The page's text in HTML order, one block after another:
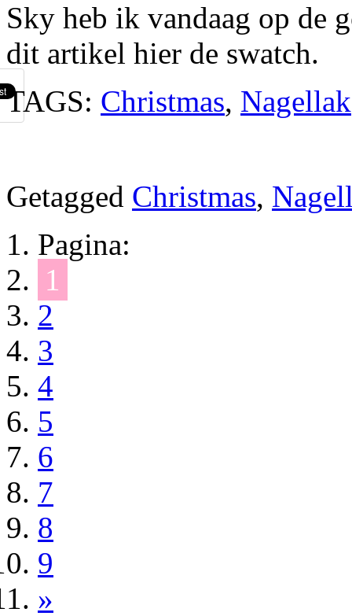
Sky heb ik vandaag op de
dit artikel hier de swatch.
TAGS: Christmas, Nagellak
Getagged Christmas,
Pagina:
1
2
3
4
5
6
7
8
9
»